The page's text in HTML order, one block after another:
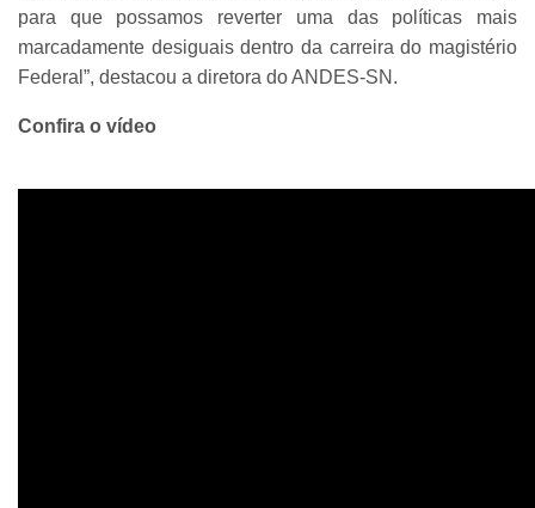
para que possamos reverter uma das políticas mais
marcadamente desiguais dentro da carreira do magistério
Federal”, destacou a diretora do ANDES-SN.
Confira o vídeo